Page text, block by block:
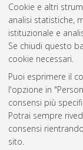
Cookie e altri
analisi statistiche,
istituzionale e
Se chiudi questo
cookie necessari.
Puoi esprimere il
l'opzione in
consensi più
Potrai sempre
consensi
sito.
Questa lista
Atom
Rss 1.0
Rss 2.0